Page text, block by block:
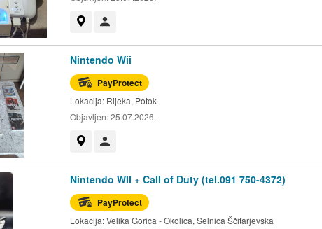
Nintendo Wii
PayProtect
Lokacija: Rijeka, Potok
Objavljen:25.07.2026.
Nintendo WII + Call of Duty (tel.091 750-4372)
PayProtect
Lokacija:Velika Gorica - Okolica, Selnica Ščitarjevska